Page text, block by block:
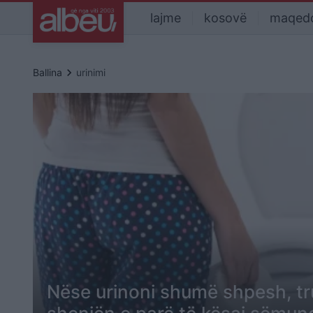
lajme kosovë
Ballina keyboard_arrow_right urinimi
Nëse urinoni shumë shpesh,